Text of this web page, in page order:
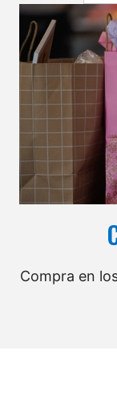
Compra en